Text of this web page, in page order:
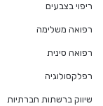
ריפוי בצבעים
רפואה משלימה
רפואה סינית
רפלקסולוגיה
שיווק ברשתות חברתיות